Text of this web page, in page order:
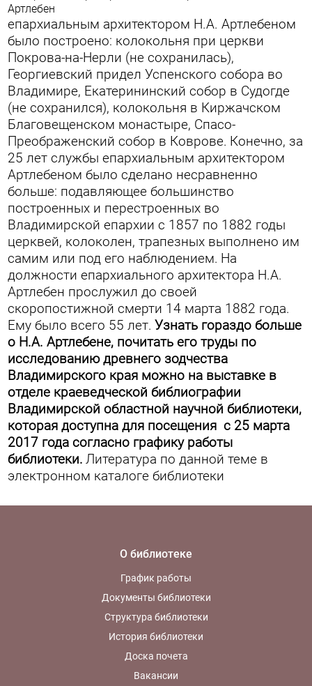
Артлебен
епархиальным архитектором Н.А. Артлебеном
было построено: колокольня при церкви
Покрова-на-Нерли (не сохранилась),
Георгиевский придел Успенского собора во
Владимире, Екатерининский собор в Судогде
(не сохранился), колокольня в Киржачском
Благовещенском монастыре, Спасо-
Преображенский собор в Коврове. Конечно, за
25 лет службы епархиальным архитектором
Артлебеном было сделано несравненно
больше: подавляющее большинство
построенных и перестроенных во
Владимирской епархии с 1857 по 1882 годы
церквей, колоколен, трапезных выполнено им
самим или под его наблюдением. На
должности епархиального архитектора Н.А.
Артлебен прослужил до своей
скоропостижной смерти 14 марта 1882 года.
Ему было всего 55 лет. Узнать гораздо больше
о Н.А. Артлебене, почитать его труды по
исследованию древнего зодчества
Владимирского края можно на выставке в
отделе краеведческой библиографии
Владимирской областной научной библиотеки,
которая доступна для посещения с 25 марта
2017 года согласно графику работы
библиотеки. Литература по данной теме в
электронном каталоге библиотеки
О библиотеке
График работы
Документы библиотеки
Структура библиотеки
История библиотеки
Доска почета
Вакансии